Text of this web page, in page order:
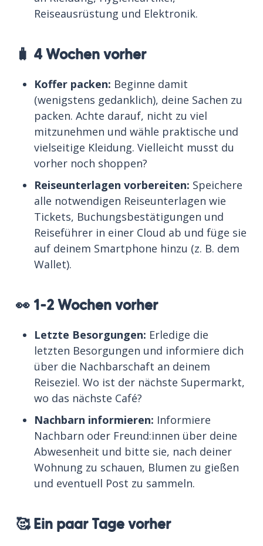
Reiseausrüstung und Elektronik.
🧳 4 Wochen vorher
Koffer packen: Beginne damit
(wenigstens gedanklich), deine Sachen zu
packen. Achte darauf, nicht zu viel
mitzunehmen und wähle praktische und
vielseitige Kleidung. Vielleicht musst du
vorher noch shoppen?
Reiseunterlagen vorbereiten: Speichere
alle notwendigen Reiseunterlagen wie
Tickets, Buchungsbestätigungen und
Reiseführer in einer Cloud ab und füge sie
auf deinem Smartphone hinzu (z. B. dem
Wallet).
👀 1-2 Wochen vorher
Letzte Besorgungen: Erledige die
letzten Besorgungen und informiere dich
über die Nachbarschaft an deinem
Reiseziel. Wo ist der nächste Supermarkt,
wo das nächste Café?
Nachbarn informieren: Informiere
Nachbarn oder Freund:innen über deine
Abwesenheit und bitte sie, nach deiner
Wohnung zu schauen, Blumen zu gießen
und eventuell Post zu sammeln.
🥰 Ein paar Tage vorher